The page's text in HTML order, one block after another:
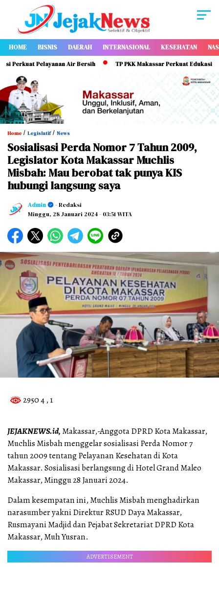
HOME BISNIS DAERAH INTERNASIONAL KESEHATAN
Pelayanan Air Bersih TP PKK Makassar Perkuat Edukasi ASI
Home / Legislatif/ News
Sosialisasi Perda Nomor 7 Tahun 2009,
Legislator Kota Makassar Muchlis
Misbah: Mau berobat tak punya KIS
hubungi langsung saya
Admin
- Redaksi
Minggu, 28 Januari 2024- 03:51 WITA
2950 4 , 1
JEJAKNEWS.id, Makassar,-Anggota DPRD Kota Makassar,
Muchlis Misbah menggelar sosialisasi Perda Nomor 7
tahun 2009 tentang Pelayanan Kesehatan di Kota
Makassar. Sosialisasi berlangsung di Hotel Grand Maleo
Makassar, Minggu 28 Januari 2024.
Dalam kesempatan ini, Muchlis Misbah menghadirkan
narasumber yakni Direktur RSUD Daya Makassar,
Rusmayani Madjid dan Pejabat Sekretariat DPRD Kota
Makassar, Muh Yusran.
ADVERTISEMENT